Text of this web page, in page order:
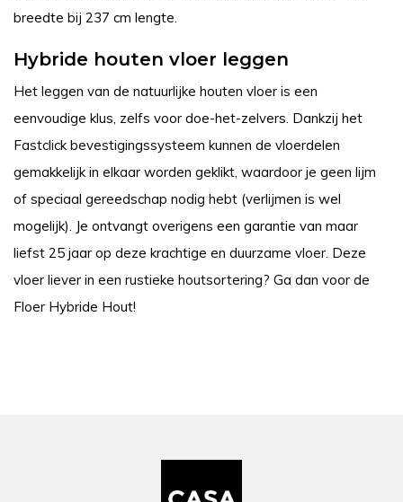
breedte bij 237 cm lengte.
Hybride houten vloer leggen
Het leggen van de natuurlijke houten vloer is een
eenvoudige klus, zelfs voor doe-het-zelvers. Dankzij het
Fastclick bevestigingssysteem kunnen de vloerdelen
gemakkelijk in elkaar worden geklikt, waardoor je geen lijm
of speciaal gereedschap nodig hebt (verlijmen is wel
mogelijk). Je ontvangt overigens een garantie van maar
liefst 25 jaar op deze krachtige en duurzame vloer. Deze
vloer liever in een rustieke houtsortering? Ga dan voor de
Floer Hybride Hout!